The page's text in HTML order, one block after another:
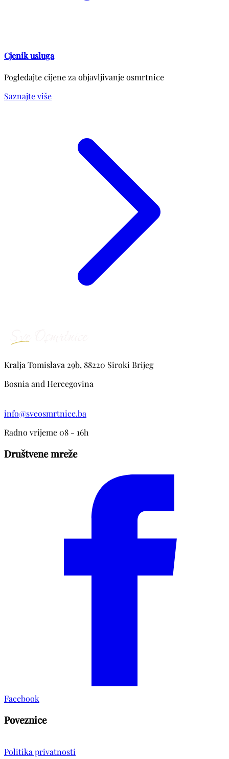
Cjenik usluga
Pogledajte cijene za objavljivanje osmrtnice
Saznajte više
Kralja Tomislava 29b, 88220 Siroki Brijeg
Bosnia and Hercegovina
info@sveosmrtnice.ba
Radno vrijeme 08 - 16h
Društvene mreže
Facebook
Poveznice
Politika privatnosti